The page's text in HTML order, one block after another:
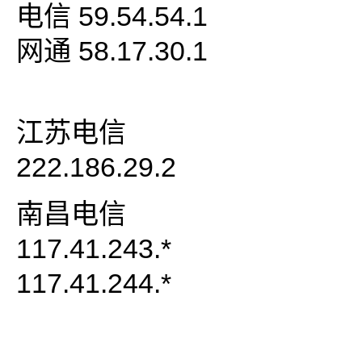
电信 59.54.54.1
网通 58.17.30.1
江苏电信
222.186.29.2
南昌电信
117.41.243.*
117.41.244.*